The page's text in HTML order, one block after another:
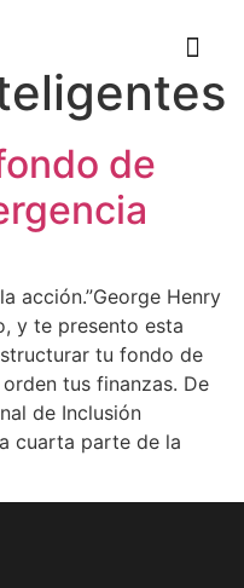
de
acción.”George Henry
y te presento esta
tu fondo de
tus finanzas. De
de Inclusión
cuarta parte de la